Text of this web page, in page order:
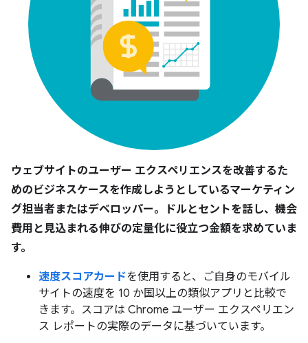
ウェブサイトのユーザー エクスペリエンスを改善するた
めのビジネスケースを作成しようとしているマーケティン
グ担当者またはデベロッパー。ドルとセントを話し、機会
費用と見込まれる伸びの定量化に役立つ金額を求めていま
す。
速度スコアカードを使用すると、ご自身のモバイル
サイトの速度を 10 か国以上の類似アプリと比較で
きます。スコアは Chrome ユーザー エクスペリエン
ス レポートの実際のデータに基づいています。